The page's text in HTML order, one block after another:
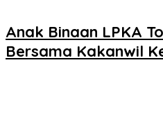
Anak Binaan LPKA
Bersama Kakanwil